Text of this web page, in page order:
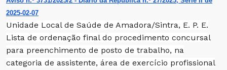
2025-02-07
Unidade Local de Saúde de Amadora/Sintra, E. P. E.
Lista de ordenação final do procedimento concursal
para preenchimento de posto de trabalho, na
categoria de assistente, área de exercício profissional